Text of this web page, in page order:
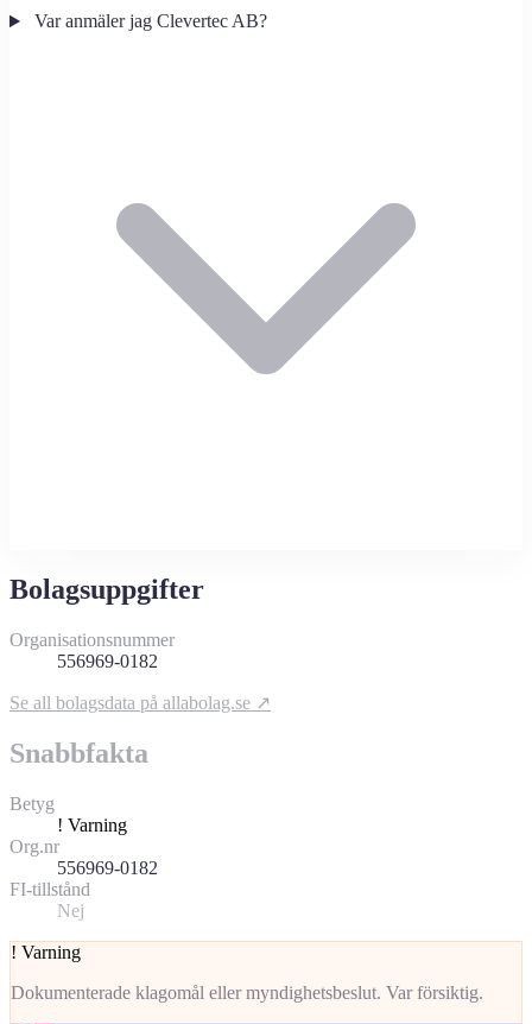
Var anmäler jag Clevertec AB?
Bolagsuppgifter
Organisationsnummer
556969-0182
Se all bolagsdata på allabolag.se ↗
Snabbfakta
Betyg
! Varning
Org.nr
556969-0182
FI-tillstånd
Nej
! Varning
Dokumenterade klagomål eller myndighetsbeslut. Var försiktig.